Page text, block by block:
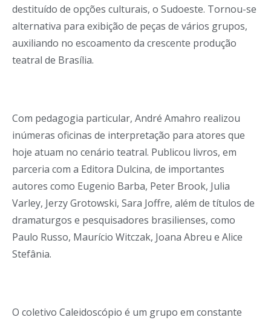
destituído de opções culturais, o Sudoeste. Tornou-se
alternativa para exibição de peças de vários grupos,
auxiliando no escoamento da crescente produção
teatral de Brasília.
Com pedagogia particular, André Amahro realizou
inúmeras oficinas de interpretação para atores que
hoje atuam no cenário teatral. Publicou livros, em
parceria com a Editora Dulcina, de importantes
autores como Eugenio Barba, Peter Brook, Julia
Varley, Jerzy Grotowski, Sara Joffre, além de títulos de
dramaturgos e pesquisadores brasilienses, como
Paulo Russo, Maurício Witczak, Joana Abreu e Alice
Stefânia.
O coletivo Caleidoscópio é um grupo em constante